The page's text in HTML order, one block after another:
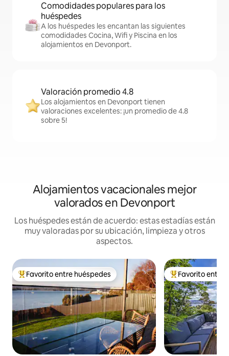
Comodidades populares para los
huéspedes
A los huéspedes les encantan las siguientes
comodidades Cocina, Wifi y Piscina en los
alojamientos en Devonport.
Valoración promedio 4.8
Los alojamientos en Devonport tienen
valoraciones excelentes: ¡un promedio de 4.8
sobre 5!
Alojamientos vacacionales mejor
valorados en Devonport
Los huéspedes están de acuerdo: estas estadías están
muy valoradas por su ubicación, limpieza y otros
aspectos.
Favorito entre huéspedes preferido
Favorito entre huéspedes Favorito entre
Favorito entre